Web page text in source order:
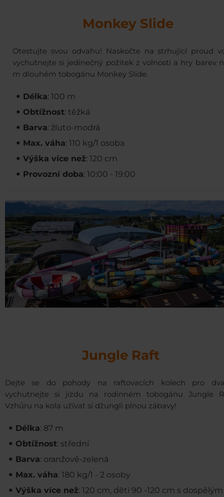
Monkey Slide
Otestujte svou odvahu! Naskočte na strhující proud
vychutnejte si jedinečný požitek z volnosti a hry barev
m dlouhém tobogánu Monkey Slide.
Délka: 100 m
Obtížnost: těžká
Barva: žluto-modrá
Max. váha: 110 kg/1 osoba
Výška více než: 120 cm
Provozní doba: 10:00 - 19:00
Jungle Raft
Dejte se do pohody na raftovacích kolech pro
vychutnejte si jízdu na rodinném tobogánu Jungle
Vzhůru na kola užívat si džungli plnou zábavy!
Délka: 87 m
Obtížnost: střední
Barva: oranžově-zelená
Max. váha: 180 kg/1 - 2 osoby
Výška více než: 120 cm, děti 90 -120 cm s dospělým